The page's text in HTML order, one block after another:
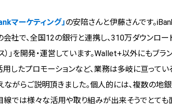
マーケティング」の安陪さんと伊藤さんです。
会社で、全国12の銀行と連携し、310万ダウンロ
）」を開発・運営しています。Wallet+以外にもブラ
用したプロモーションなど、業務は多岐に亘って
がらご説明頂きました。個人的には、複数の地
線では様々な活用や取り組みが出来そうでとても